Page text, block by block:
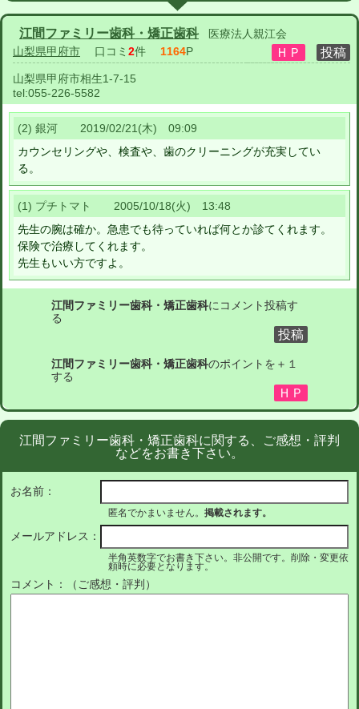
江間ファミリー歯科・矯正歯科
医療法人親江会
山梨県甲府市 口コミ 2件 1164P
山梨県甲府市相生1-7-15
tel:055-226-5582
(2) 銀河 2019/02/21(木) 09:09
カウンセリングや、検査や、歯のクリーニングが充実してい
る。
(1) プチトマト 2005/10/18(火) 13:48
先生の腕は確か。急患でも待っていれば何とか診てくれます。
保険で治療してくれます。
先生もいい方ですよ。
江間ファミリー歯科・矯正歯科にコメント投稿す
る
江間ファミリー歯科・矯正歯科のポイントを＋１
する
江間ファミリー歯科・矯正歯科に関する、ご感想・評判
などをお書き下さい。
お名前：
匿名でかまいません。 掲載されます。
メールアドレス：
半角英数字でお書き下さい。非公開です。削除・変更依
頼時に必要となります。
コメント：（ご感想・評判）